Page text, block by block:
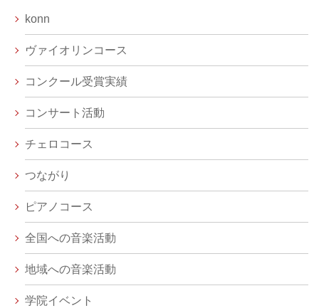
konn
ヴァイオリンコース
コンクール受賞実績
コンサート活動
チェロコース
つながり
ピアノコース
全国への音楽活動
地域への音楽活動
学院イベント